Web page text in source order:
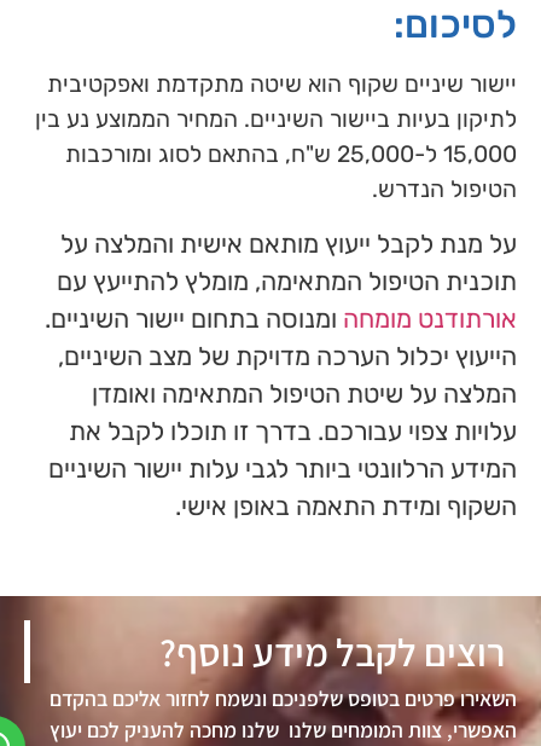
לסיכום:
יישור שיניים שקוף הוא שיטה מתקדמת ואפקטיבית
לתיקון בעיות ביישור השיניים. המחיר הממוצע נע בין
15,000 ל-25,000 ש"ח, בהתאם לסוג ומורכבות
הטיפול הנדרש.
על מנת לקבל ייעוץ מותאם אישית והמלצה על
תוכנית הטיפול המתאימה, מומלץ להתייעץ עם
אורתודנט מומחהומנוסה בתחום יישור השיניים.
הייעוץ יכלול הערכה מדויקת של מצב השיניים,
המלצה על שיטת הטיפול המתאימה ואומדן
עלויות צפוי עבורכם. בדרך זו תוכלו לקבל את
המידע הרלוונטי ביותר לגבי עלות יישור השיניים
השקוף ומידת התאמה באופן אישי.
רוצים לקבל מידע נוסף?
השאירו פרטים בטופס שלפניכם ונשמח לחזור אליכם בהקדם
האפשרי, צוות המומחים שלנו שלנו מחכה להעניק לכם יעוץ